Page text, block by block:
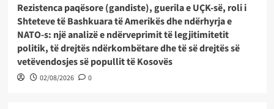
Rezistenca paqësore (gandiste), guerila e UÇK-së, roli i
Shteteve të Bashkuara të Amerikës dhe ndërhyrja e
NATO-s: një analizë e ndërveprimit të legjitimitetit
politik, të drejtës ndërkombëtare dhe të së drejtës së
vetëvendosjes së popullit të Kosovës
02/08/2026 0